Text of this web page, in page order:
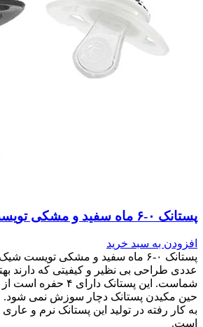
پستانک ۰-۶ ماه سفید و مشکی تویست شیک
افزودن به سبد خرید
پستانک ۰-۶ ماه سفید و مشکی تویست
عددی طراحی بی نظیر و کیفیتی که دارند
شماست. این پستانک
حین مکیدن پستانک دچار سوزش نمی شود.
به کار رفته در تولید این پستانک نرم و
است.